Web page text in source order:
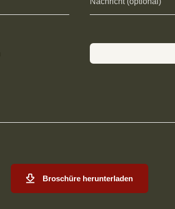
Broschüre herunterladen